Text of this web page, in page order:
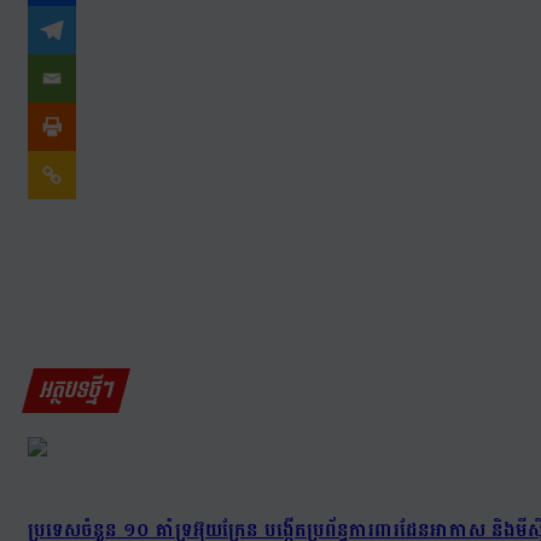
អត្ថបទថ្មីៗ
ប្រទេសចំនួន ១០ គាំទ្រអ៊ុយក្រែន បង្កើតប្រព័ន្ធការពារដែនអាកាស និង